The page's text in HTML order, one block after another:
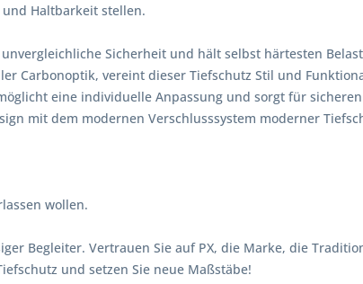
Haltbarkeit stellen.
Sicherheit und hält selbst härtesten
Carbonoptik, vereint dieser Tiefschutz Stil und
eine individuelle Anpassung und sorgt für
mit dem modernen Verschlusssystem moderner
wollen.
Begleiter. Vertrauen Sie auf PX, die Marke, die
und setzen Sie neue Maßstäbe!